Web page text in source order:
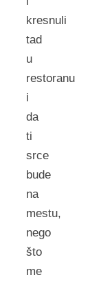
kresnuli
tad
u
restoranu
i
da
ti
srce
bude
na
mestu,
nego
što
me